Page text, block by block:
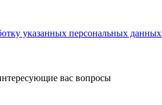
указанных персональных данных
вас вопросы